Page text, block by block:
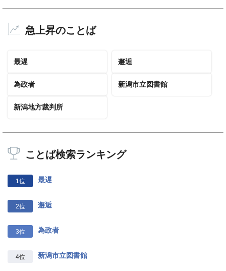
急上昇のことば
最遅 邂逅
為政者 新潟市立図書館
新潟地方裁判所
ことば検索ランキング
1位 最遅
2位 邂逅
3位 為政者
4位 新潟市立図書館